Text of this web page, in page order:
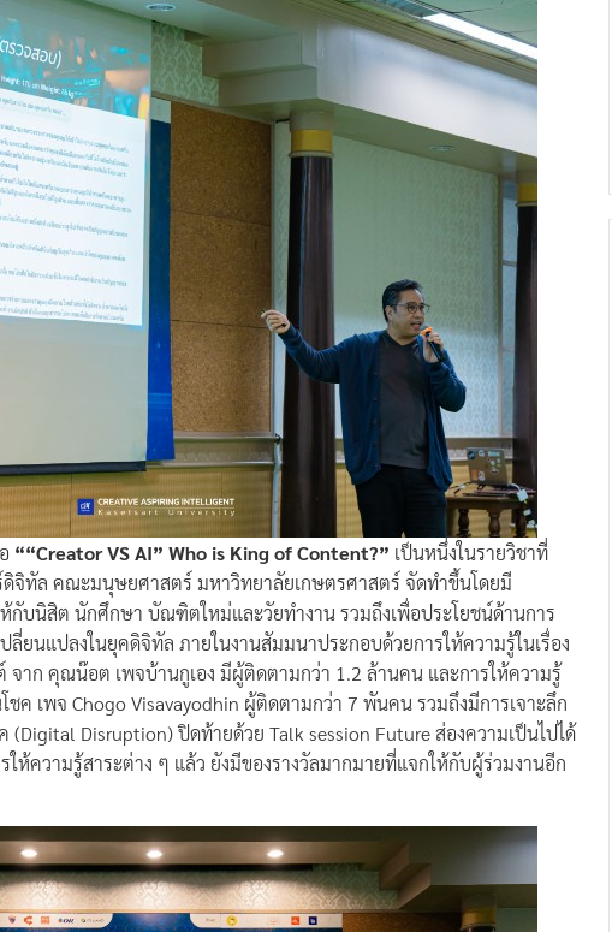
““Creator VS AI” Who is King of Content?” เป็นหนึ่งในรายวิชาที่
จิทัล คณะมนุษยศาสตร์ มหาวิทยาลัยเกษตรศาสตร์ จัดทำขึ้นโดยมี
ห้กับนิสิต นักศึกษา บัณฑิตใหม่และวัยทำงาน รวมถึงเพื่อประโยชน์ด้านการ
ลี่ยนแปลงในยุคดิจิทัล ภายในงานสัมมนาประกอบด้วยการให้ความรู้ในเรื่อง
จาก คุณน๊อต เพจบ้านกูเอง มีผู้ติดตามกว่า 1.2 ล้านคน และการให้ความรู้
ค เพจ Chogo Visavayodhin ผู้ติดตามกว่า 7 พันคน รวมถึงมีการเจาะลึก
(Digital Disruption) ปิดท้ายด้วย Talk session Future ส่องความเป็นไปได้
ห้ความรู้สาระต่าง ๆ แล้ว ยังมีของรางวัลมากมายที่แจกให้กับผู้ร่วมงานอีก